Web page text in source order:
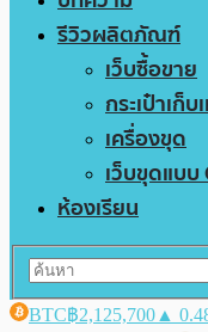
รีวิวผลิตภัณฑ์
เว็บซื้อขาย
กระเป๋าเก็
เครื่องขุด
เว็บขุดแบบ
ห้องเรียน
BTC฿2,125,700 ▲